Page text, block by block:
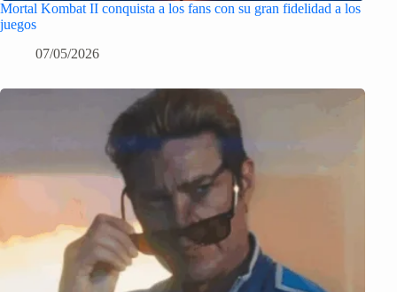
Mortal Kombat II conquista a los fans con su gran fidelidad a los
juegos
07/05/2026